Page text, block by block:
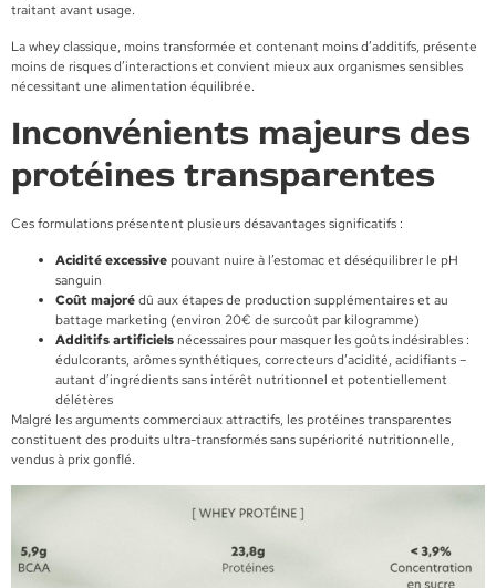
traitant avant usage.
La whey classique, moins transformée et contenant moins d’additifs, présente
moins de risques d’interactions et convient mieux aux organismes sensibles
nécessitant une alimentation équilibrée.
Inconvénients majeurs des
protéines transparentes
Ces formulations présentent plusieurs désavantages significatifs :
Acidité excessive pouvant nuire à l’estomac et déséquilibrer le pH
sanguin
Coût majorédû aux étapes de production supplémentaires et au
battage marketing (environ 20€ de surcoût par kilogramme)
Additifs artificiels nécessaires pour masquer les goûts indésirables :
édulcorants, arômes synthétiques, correcteurs d’acidité, acidifiants –
autant d’ingrédients sans intérêt nutritionnel et potentiellement
délétères
Malgré les arguments commerciaux attractifs, les protéines transparentes
constituent des produits ultra-transformés sans supériorité nutritionnelle,
vendus à prix gonflé.